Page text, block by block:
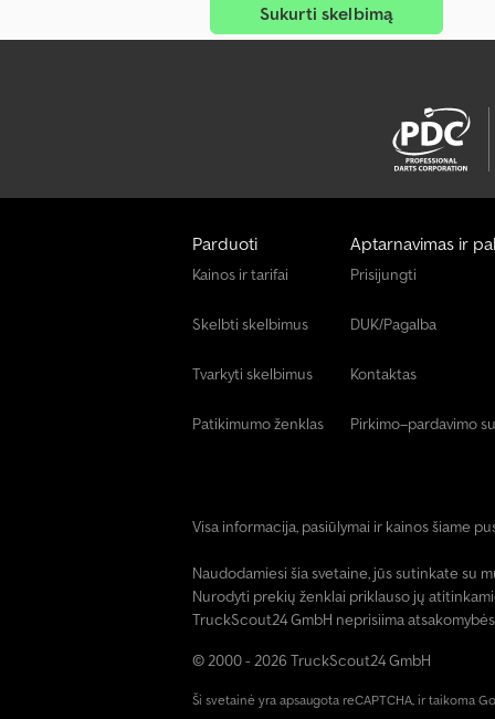
Sukurti skelbimą
Parduoti
Kainos ir tarifai
Skelbti skelbimus
Tvarkyti skelbimus
Patikimumo ženklas
Aptarnavimas ir
Prisijungti
DUK/Pagalba
Kontaktas
Pirkimo–pardavimo
Visa informacija, pasiūlymai ir kainos šiame
Naudodamiesi šia svetaine, jūs sutinkate su
Nurodyti prekių ženklai priklauso jų
TruckScout24 GmbH neprisiima
© 2000 - 2026 TruckScout24 GmbH
Ši svetainė yra apsaugota reCAPTCHA, ir taikoma